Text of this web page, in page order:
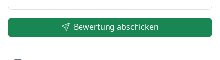
Bewertung abschicken